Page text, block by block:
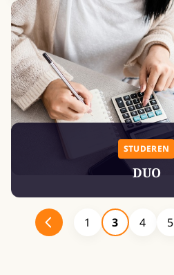
STUDEREN
DUO
1 3 4 5